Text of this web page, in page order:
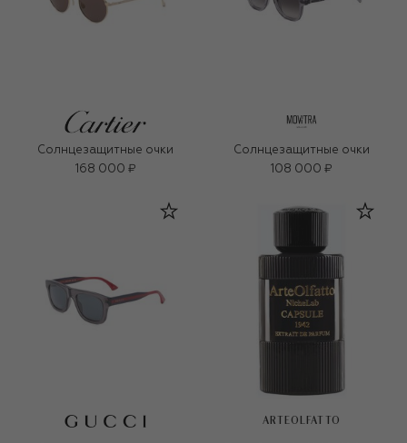
Солнцезащитные очки
168 000 ₽
Солнцезащитные очки
108 000 ₽
ARTEOLFATTO